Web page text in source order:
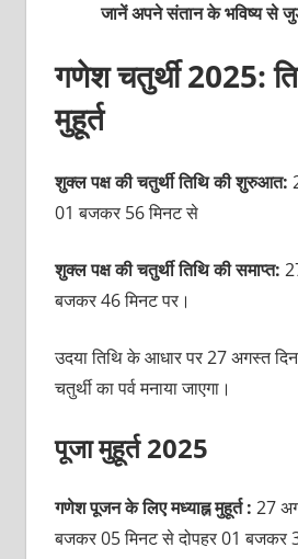
जानें अपने संतान के भविष्य से
गणेश चतुर्थी 2025:
मुहूर्त
शुक्ल पक्ष की चतुर्थी तिथि की शुरुआत:
01 बजकर 56 मिनट से
शुक्ल पक्ष की चतुर्थी तिथि की समाप्त:
बजकर 46 मिनट पर।
उदया तिथि के आधार पर 27 अगस्त
चतुर्थी का पर्व मनाया जाएगा।
पूजा मुहूर्त 2025
गणेश पूजन के लिए मध्याह्न मुहूर्त : 27
बजकर 05 मिनट से दोपहर 01 बजकर